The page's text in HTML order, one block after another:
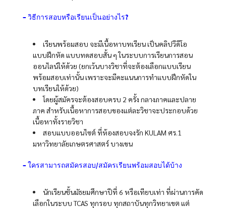
– วิธีการสอบหรือเรียนเป็นอย่างไร?
เรียนพร้อมสอบ จะมีเนื้อหาบทเรียน เป็นคลิปวีดีโอ
แบบฝึกหัด แบบทดสอบสั้น ๆ ในระบบการเรียนการสอน
ออนไลน์ให้ด้วย (ยกเว้นบางวิชาที่จะต้องเลือกแบบเรียน
พร้อมสอบเท่านั้น เพราะจะมีคะแนนการทำแบบฝึกหัดใน
บทเรียนให้ด้วย)
โดยผู้สมัครจะต้องสอบครบ 2 ครั้ง กลางภาคและปลาย
ภาค สำหรับเนื้อหาการสอบของแต่ละวิชาจะประกอบด้วย
เนื้อหาทั้งรายวิชา
สอบแบบออนไซต์ ที่ห้องสอบจงรัก KULAM ศร.1
มหาวิทยาลัยเกษตรศาสตร์ บางเขน
– ใครสามารถสมัครสอบ/สมัครเรียนพร้อมสอบได้บ้าง
นักเรียนชั้นมัธยมศึกษาปีที่ 6 หรือเทียบเท่า ที่ผ่านการคัด
เลือกในระบบ TCAS ทุกรอบ ทุกสถาบันทุกวิทยาเขต แต่